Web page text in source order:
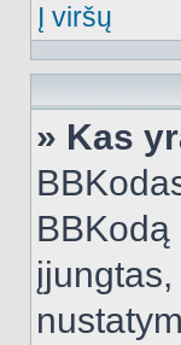
Į viršų
» Kas